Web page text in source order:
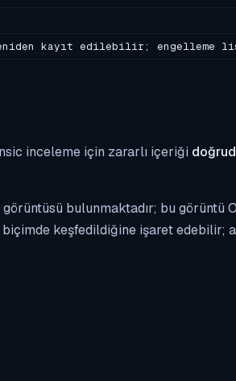
kayıt edilebilir; engelleme
inceleme için zararlı içeriği
bulunmaktadır; bu görüntü
keşfedildiğine işaret